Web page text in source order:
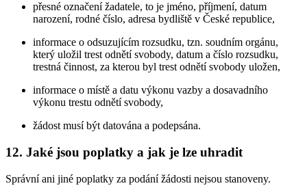
přesné označení žadatele, to je jméno, příjmení, datum
narození, rodné číslo, adresa bydliště v České republice,
informace o odsuzujícím rozsudku, tzn. soudním orgánu,
který uložil trest odnětí svobody, datum a číslo rozsudku,
trestná činnost, za kterou byl trest odnětí svobody uložen,
informace o místě a datu výkonu vazby a dosavadního
výkonu trestu odnětí svobody,
žádost musí být datována a podepsána.
12. Jaké jsou poplatky a jak je lze uhradit
Správní ani jiné poplatky za podání žádosti nejsou stanoveny.